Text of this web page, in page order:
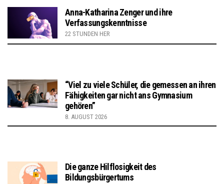
Anna-Katharina Zenger und ihre
Verfassungskenntnisse
22 STUNDEN HER
“Viel zu viele Schüler, die gemessen an ihren
Fähigkeiten gar nicht ans Gymnasium
gehören”
8. AUGUST 2026
Die ganze Hilflosigkeit des
Bildungsbürgertums